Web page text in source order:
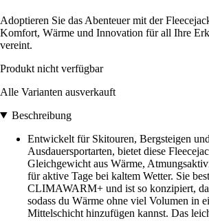
Adoptieren Sie das Abenteuer mit der
Komfort, Wärme und Innovation für all Ihre
vereint.
Produkt nicht verfügbar
Alle Varianten ausverkauft
Beschreibung
Entwickelt für Skitouren, Bergsteigen
Ausdauersportarten, bietet diese
Gleichgewicht aus Wärme,
für aktive Tage bei kaltem Wetter. Sie
CLIMAWARM+ und ist so konzipiert,
sodass du Wärme ohne viel Volumen in
Mittelschicht hinzufügen kannst. Das